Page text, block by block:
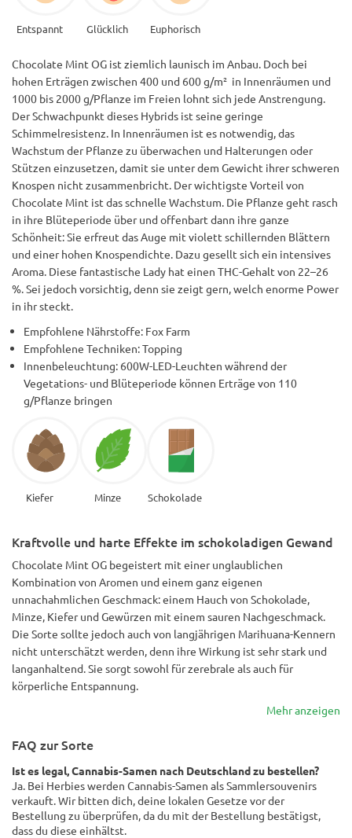
Entspannt Glücklich Euphorisch
Chocolate Mint OG ist ziemlich launisch im Anbau. Doch bei
hohen Erträgen zwischen 400 und 600 g/m² in Innenräumen und
1000 bis 2000 g/Pflanze im Freien lohnt sich jede Anstrengung.
Der Schwachpunkt dieses Hybrids ist seine geringe
Schimmelresistenz. In Innenräumen ist es notwendig, das
Wachstum der Pflanze zu überwachen und Halterungen oder
Stützen einzusetzen, damit sie unter dem Gewicht ihrer schweren
Knospen nicht zusammenbricht. Der wichtigste Vorteil von
Chocolate Mint ist das schnelle Wachstum. Die Pflanze geht rasch
in ihre Blüteperiode über und offenbart dann ihre ganze
Schönheit: Sie erfreut das Auge mit violett schillernden Blättern
und einer hohen Knospendichte. Dazu gesellt sich ein intensives
Aroma. Diese fantastische Lady hat einen THC-Gehalt von 22–26
%. Sei jedoch vorsichtig, denn sie zeigt gern, welch enorme Power
in ihr steckt.
Empfohlene Nährstoffe: Fox Farm
Empfohlene Techniken: Topping
Innenbeleuchtung: 600W-LED-Leuchten während der
Vegetations- und Blüteperiode können Erträge von 110
g/Pflanze bringen
Kiefer Minze Schokolade
Kraftvolle und harte Effekte im schokoladigen Gewand
Chocolate Mint OG begeistert mit einer unglaublichen
Kombination von Aromen und einem ganz eigenen
unnachahmlichen Geschmack: einem Hauch von Schokolade,
Minze, Kiefer und Gewürzen mit einem sauren Nachgeschmack.
Die Sorte sollte jedoch auch von langjährigen Marihuana-Kennern
nicht unterschätzt werden, denn ihre Wirkung ist sehr stark und
langanhaltend. Sie sorgt sowohl für zerebrale als auch für
körperliche Entspannung.
Mehr anzeigen
FAQ zur Sorte
Ist es legal, Cannabis-Samen nach Deutschland zu bestellen?
Ja. Bei Herbies werden Cannabis-Samen als Sammlersouvenirs
verkauft. Wir bitten dich, deine lokalen Gesetze vor der
Bestellung zu überprüfen, da du mit der Bestellung bestätigst,
dass du diese einhältst.